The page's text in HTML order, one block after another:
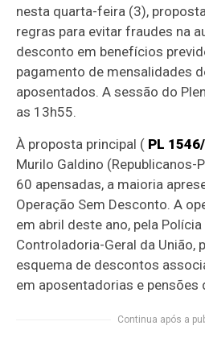
nesta quarta-feira (3),
regras para evitar fraudes na
desconto em benefícios
pagamento de mensalidades
aposentados. A sessão do
as 13h55.
À proposta principal ( PL
Murilo Galdino (Republicanos-
60 apensadas, a maioria
Operação Sem Desconto. A
em abril deste ano, pela
Controladoria-Geral da União,
esquema de descontos
em aposentadorias e pensões
Continua após a